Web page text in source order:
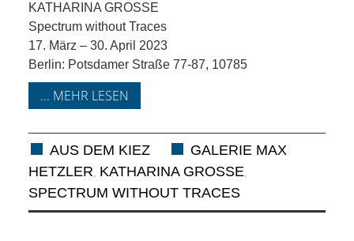
SCHULE
KUNST
UND
KULTUR
IN
EIGENER
KATHARINA GROSSE
Spectrum without Traces
17. März – 30. April 2023
Berlin: Potsdamer Straße 77-87, 10785
... MEHR LESEN
AUS DEM KIEZ
GALERIE MAX
HETZLER, KATHARINA GROSSE,
SPECTRUM WITHOUT TRACES